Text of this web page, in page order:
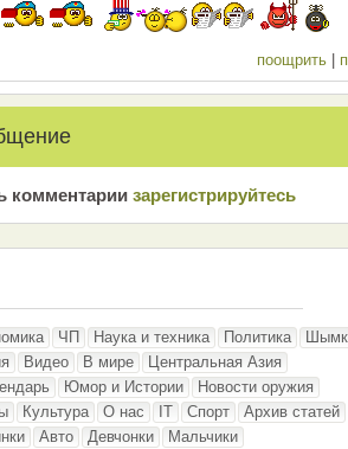
поощрить
комментарии зарeгиcтрирyйтeсь
ЧП Наука и техника Политика
Видео В мире
Центральная Азия
Юмор и Истории
Новости оружия
Культура О нас IT Спорт
Архив статей
Авто Девчонки
Мальчики